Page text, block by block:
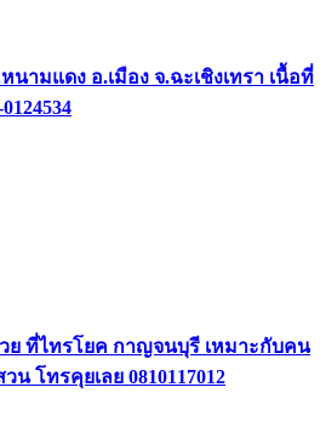
ามแดง อ.เมือง จ.ฉะเชิงเทรา เนื้อที่
ย ที่ไทรโยค กาญจนบุรี เหมาะกับคน
โทรคุยเลย 0810117012